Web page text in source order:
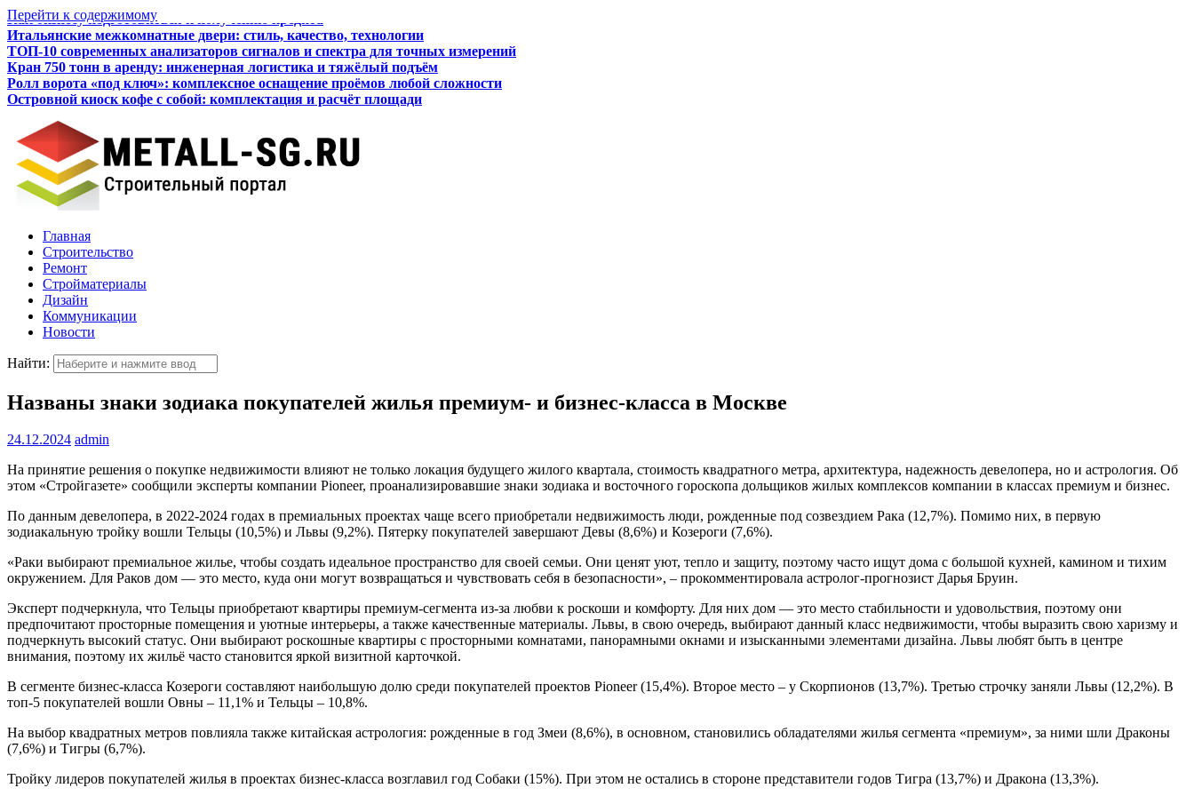
Перейти к содержимому
Итальянские межкомнатные двери: стиль, качество, технологии
ТОП-10 современных анализаторов сигналов и спектра для точных измерений
Кран 750 тонн в аренду: инженерная логистика и тяжёлый подъём
Ролл ворота «под ключ»: комплексное оснащение проёмов любой сложности
Островной киоск кофе с собой: комплектация и расчёт площади
Как бизнесу подготовиться к получению кредита
Главная
Строительство
Ремонт
Стройматериалы
Дизайн
Коммуникации
Новости
Найти:
Названы знаки зодиака покупателей жилья премиум- и бизнес-класса в Москве
24.12.2024 admin
На принятие решения о покупке недвижимости влияют не только локация будущего жилого квартала, стоимость квадратного метра, архитектура, надежность девелопера, но и астрология. Об
этом «Стройгазете» сообщили эксперты компании Pioneer, проанализировавшие знаки зодиака и восточного гороскопа дольщиков жилых комплексов компании в классах премиум и бизнес.
По данным девелопера, в 2022-2024 годах в премиальных проектах чаще всего приобретали недвижимость люди, рожденные под созвездием Рака (12,7%). Помимо них, в первую
зодиакальную тройку вошли Тельцы (10,5%) и Львы (9,2%). Пятерку покупателей завершают Девы (8,6%) и Козероги (7,6%).
«Раки выбирают премиальное жилье, чтобы создать идеальное пространство для своей семьи. Они ценят уют, тепло и защиту, поэтому часто ищут дома с большой кухней, камином и тихим
окружением. Для Раков дом — это место, куда они могут возвращаться и чувствовать себя в безопасности», – прокомментировала астролог-прогнозист Дарья Бруин.
Эксперт подчеркнула, что Тельцы приобретают квартиры премиум-сегмента из-за любви к роскоши и комфорту. Для них дом — это место стабильности и удовольствия, поэтому они
предпочитают просторные помещения и уютные интерьеры, а также качественные материалы. Львы, в свою очередь, выбирают данный класс недвижимости, чтобы выразить свою харизму и
подчеркнуть высокий статус. Они выбирают роскошные квартиры с просторными комнатами, панорамными окнами и изысканными элементами дизайна. Львы любят быть в центре
внимания, поэтому их жильё часто становится яркой визитной карточкой.
В сегменте бизнес-класса Козероги составляют наибольшую долю среди покупателей проектов Pioneer (15,4%). Второе место – у Скорпионов (13,7%). Третью строчку заняли Львы (12,2%). В
топ-5 покупателей вошли Овны – 11,1% и Тельцы – 10,8%.
На выбор квадратных метров повлияла также китайская астрология: рожденные в год Змеи (8,6%), в основном, становились обладателями жилья сегмента «премиум», за ними шли Драконы
(7,6%) и Тигры (6,7%).
Тройку лидеров покупателей жилья в проектах бизнес-класса возглавил год Собаки (15%). При этом не остались в стороне представители годов Тигра (13,7%) и Дракона (13,3%).